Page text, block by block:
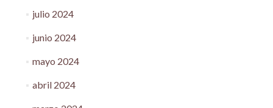
julio 2024
junio 2024
mayo 2024
abril 2024